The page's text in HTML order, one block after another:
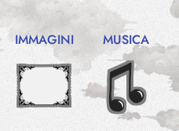
IMMAGINI MUSICA